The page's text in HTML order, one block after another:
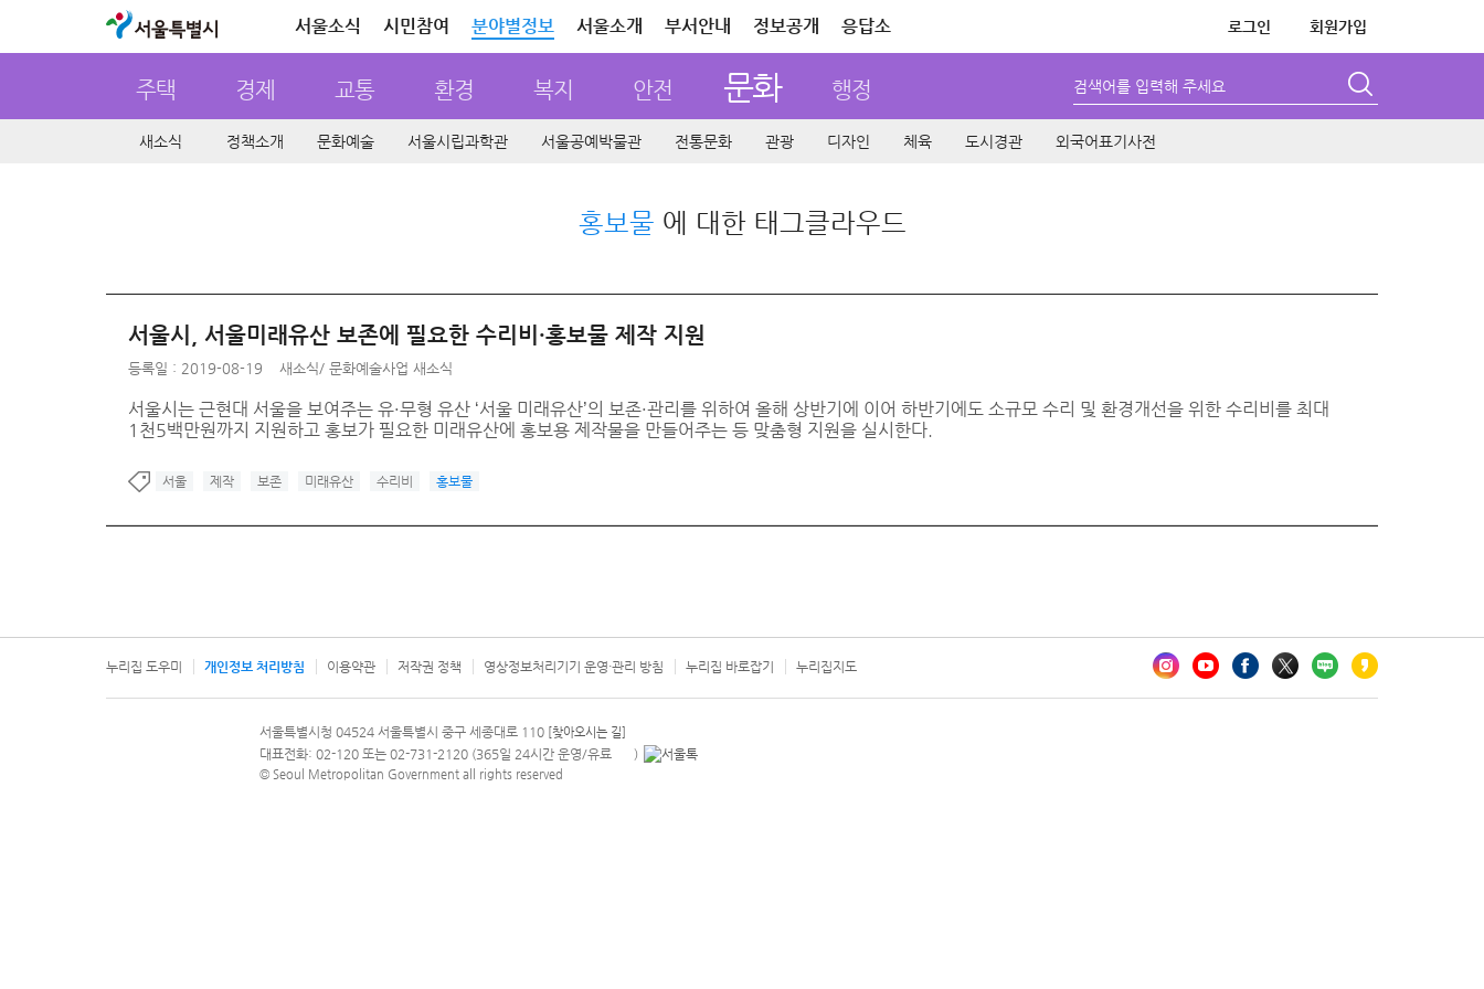
서울특별시 서울소식 시민참여 분야별정보 서울소개 부서안내 정보공개 응답소 로그인 회원가입
주택 경제 교통 환경 복지 안전 문화 행정 검색어를 입력해 주세요
새소식 정책소개 문화예술 서울시립과학관 서울공예박물관 전통문화 관광 디자인 체육 도시경관 외국어표기사전
홍보물 에 대한 태그클라우드
서울시, 서울미래유산 보존에 필요한 수리비·홍보물 제작 지원
등록일 : 2019-08-19 새소식/ 문화예술사업 새소식
서울시는 근현대 서울을 보여주는 유·무형 유산 ‘서울 미래유산’의 보존·관리를 위하여 올해 상반기에 이어 하반기에도 소규모 수리 및 환경개선을 위한 수리비를 최대
1천5백만원까지 지원하고 홍보가 필요한 미래유산에 홍보용 제작물을 만들어주는 등 맞춤형 지원을 실시한다.
서울 제작 보존 미래유산 수리비 홍보물
누리집 도우미 개인정보 처리방침 이용약관 저작권 정책 영상정보처리기기 운영·관리 방침 누리집 바로잡기 누리집지도
문의 전화번호 120, 120 다산콜재단
서울특별시청 04524 서울특별시 중구 세종대로 110 [찾아오시는 길]
대표전화: 02-120 또는 02-731-2120 (365일 24시간 운영/유료 안내팝업 열기
)
© Seoul Metropolitan Government all rights reserved